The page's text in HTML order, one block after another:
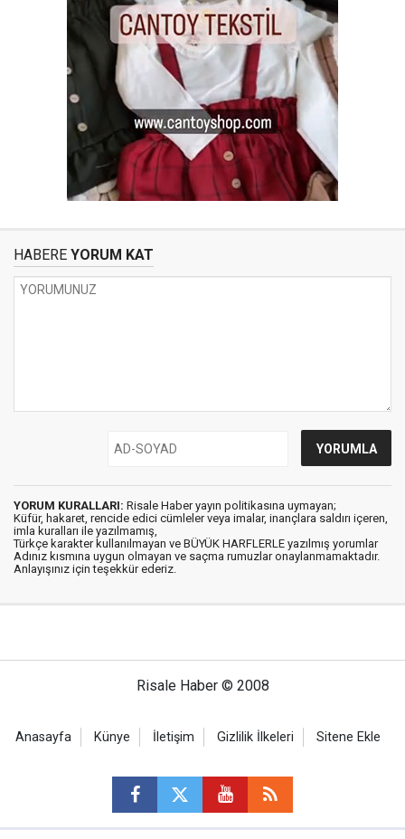
HABERE YORUM KAT
YORUM KURALLARI: Risale Haber yayın politikasına uymayan;
Küfür, hakaret, rencide edici cümleler veya imalar, inançlara saldırı içeren,
imla kuralları ile yazılmamış,
Türkçe karakter kullanılmayan ve BÜYÜK HARFLERLE yazılmış yorumlar
Adınız kısmına uygun olmayan ve saçma rumuzlar onaylanmamaktadır.
Anlayışınız için teşekkür ederiz.
Risale Haber © 2008
Anasayfa Künye İletişim Gizlilik İlkeleri Sitene Ekle